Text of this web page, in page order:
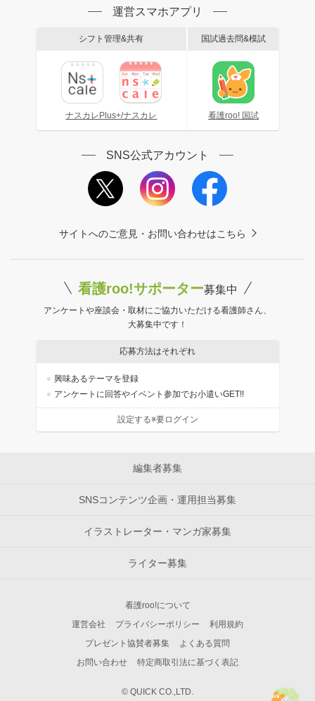
運営スマホアプリ
シフト管理&共有
ナスカレPlus+/ナスカレ
国試過去問&模試
看護roo! 国試
SNS公式アカウント
サイトへのご意見・お問い合わせはこちら
看護roo!サポーター募集中
アンケートや座談会・取材にご協力いただける看護師さん、
大募集中です！
応募方法はそれぞれ
興味あるテーマを登録
アンケートに回答やイベント参加でお小遣いGET!!
設定する※要ログイン
編集者募集
SNSコンテンツ企画・運用担当募集
イラストレーター・マンガ家募集
ライター募集
看護roo!について
運営会社
プライバシーポリシー
利用規約
プレゼント協賛者募集
よくある質問
お問い合わせ
特定商取引法に基づく表記
© QUICK CO.,LTD.